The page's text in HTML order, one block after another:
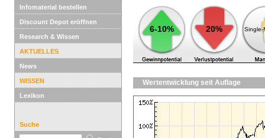
Infomaterial bestellen
Discount Depot eröffnen
Research & Wissen
AKTUELLES
News
WISSEN
Lexikon
Suche
6-10% 20% Single-
Wertentwicklung seit Auflage